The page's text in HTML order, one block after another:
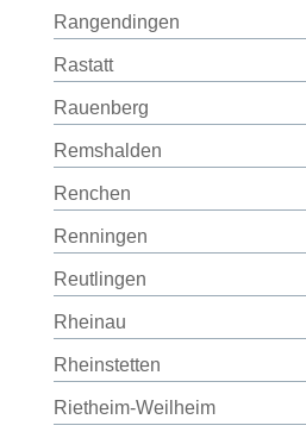
Rangendingen
Rastatt
Rauenberg
Remshalden
Renchen
Renningen
Reutlingen
Rheinau
Rheinstetten
Rietheim-Weilheim